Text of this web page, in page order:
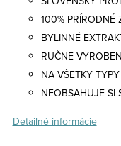
100% PRÍRODNÉ
BYLINNÉ
RUČNE
NA VŠETKY
NEOBSAHUJE
Detailné informácie